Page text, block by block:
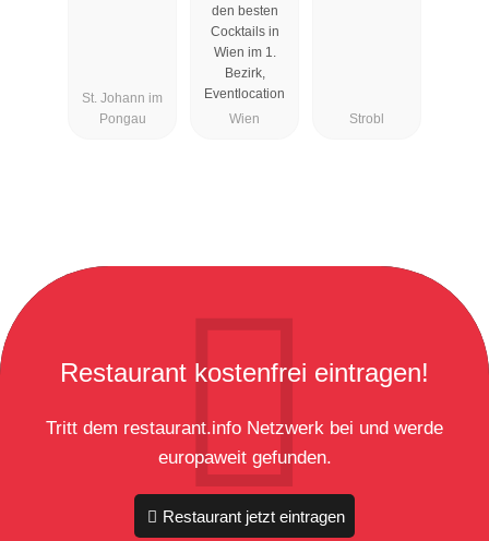
St. Johann im
Pongau
den besten
Cocktails in
Wien im 1.
Bezirk,
Eventlocation
Wien
Strobl
Restaurant kostenfrei eintragen!
Tritt dem restaurant.info Netzwerk bei und werde
europaweit gefunden.
Restaurant jetzt eintragen